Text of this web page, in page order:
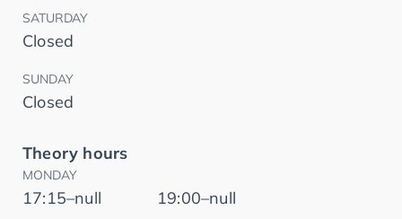
SATURDAY
Closed
SUNDAY
Closed
Theory hours
MONDAY
17:15–null 19:00–null